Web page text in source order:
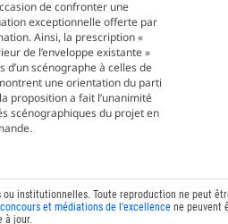
de confronter une
exceptionnelle offerte par
Ainsi, la prescription «
de l’enveloppe existante »
d’un scénographe à celles de
une orientation du parti
proposition a fait l’unanimité
scénographiques du projet en
institutionnelles. Toute reproduction ne peut
et médiations de l'excellence ne peuvent
à jour.